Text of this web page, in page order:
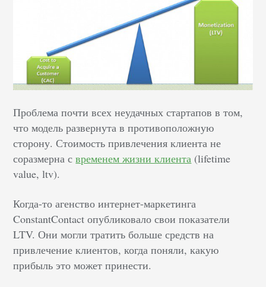
Проблема почти всех неудачных стартапов в том,
что модель развернута в противоположную
сторону. Стоимость привлечения клиента не
соразмерна свременем жизни клиента (lifetime
value, ltv).
Когда-то агенство интернет-маркетинга
ConstantContact опубликовало свои показатели
LTV. Они могли тратить больше средств на
привлечение клиентов, когда поняли, какую
прибыль это может принести.